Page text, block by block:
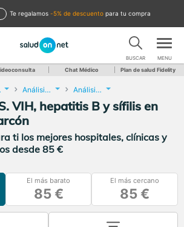
te regalamos -5% de descuento para tu compra
BUSCAR MENU
Chat Médico Plan de salud Fidelity
Análisis Clínicos Análisis de ETS. VIH, hepatitis B y sífilis
VIH, hepatitis B y sífilis en
ti los mejores hospitales, clínicas y
desde 85 €
El más barato
85 €
El más cercano
85 €